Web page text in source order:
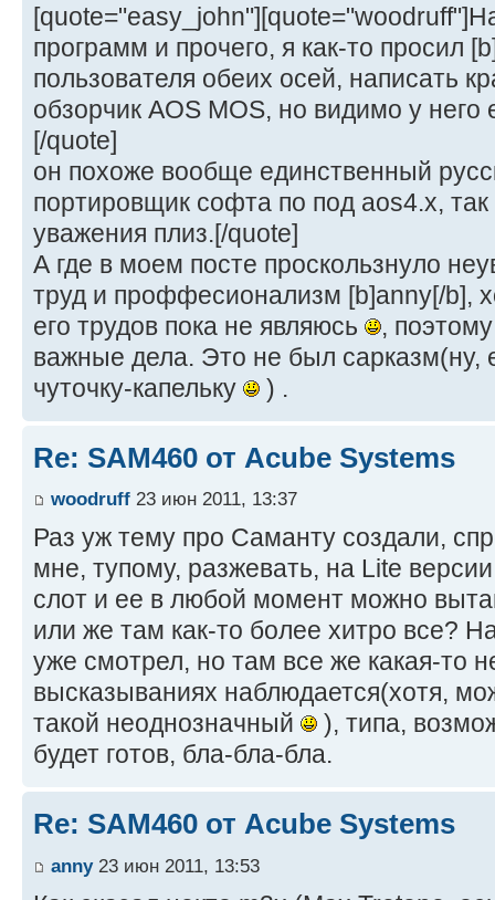
программ и прочего, я как-то просил
пользователя обеих осей, написать
обзорчик AOS MOS, но видимо у
[/quote]
он похоже вообще единственный
портировщик софта по под aos4.x,
уважения плиз.[/quote]
А где в моем посте проскользнуло
труд и проффесионализм [b]anny[/b],
его трудов пока не являюсь
,
важные дела. Это не был сарказм(ну,
чуточку-капельку
) .
Re: SAM460 от Acube Systems
woodruff 23 июн 2011, 13:37
Раз уж тему про Саманту создали,
мне, тупому, разжевать, на Lite
слот и ее в любой момент можно
или же там как-то более хитро все?
уже смотрел, но там все же какая-то
высказываниях наблюдается(хотя,
такой неоднозначный
), типа,
будет готов, бла-бла-бла.
Re: SAM460 от Acube Systems
anny23 июн 2011, 13:53